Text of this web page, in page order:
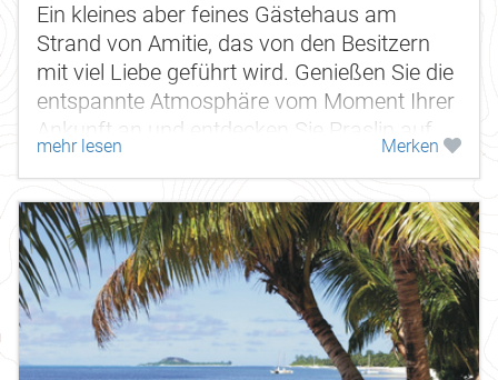
Ein kleines aber feines Gästehaus am
Strand von Amitie, das von den Besitzern
mit viel Liebe geführt wird. Genießen Sie die
entspannte Atmosphäre vom Moment Ihrer
Ankunft an und entdecken Sie Praslin auf
geruhsame Weise.
mehr lesen Merken